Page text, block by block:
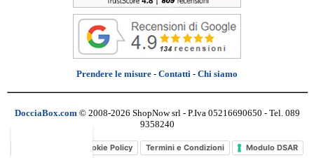
Prendere le misure - Contatti - Chi siamo
DocciaBox.com © 2008-2026 ShopNow srl - P.Iva 05216690650 - Tel. 089
9358240
Cookie Policy Termini e Condizioni Modulo DSAR